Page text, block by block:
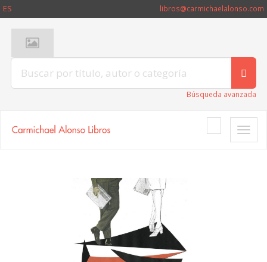
ES libros@carmichaelalonso.com
Búsqueda avanzada
Toggle